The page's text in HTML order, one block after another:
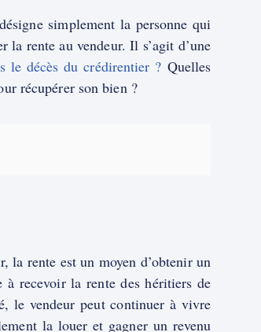
simplement la personne qui
rente au vendeur. Il s’agit d’une
le décès du crédirentier ? Quelles
récupérer son bien ?
la rente est un moyen d’obtenir un
recevoir la rente des héritiers de
le vendeur peut continuer à vivre
la louer et gagner un revenu